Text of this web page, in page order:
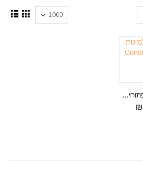
ארונית ויטרינה עם מדפים פתוחים דגם Concept Pro 08
₪